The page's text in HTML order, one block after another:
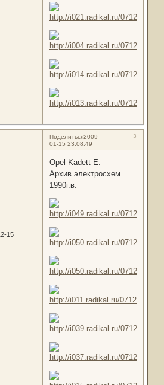
Поделиться 3
2009-
01-15 23:08:49
15
Opel Kadett E:
Архив электросхем
1990г.в.